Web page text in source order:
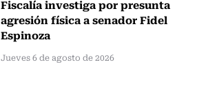
Fiscalía investiga por presunta
agresión física a senador Fidel
Espinoza
Jueves 6 de agosto de 2026